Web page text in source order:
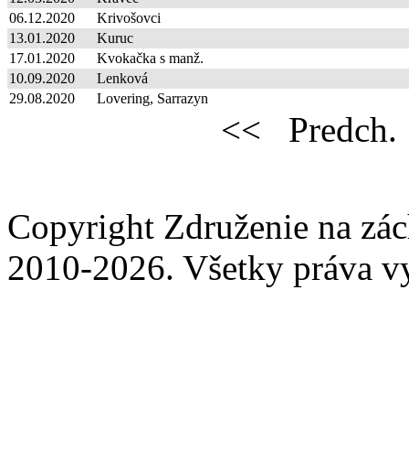
06.12.2020
Krivošovci
13.01.2020
Kuruc
17.01.2020
Kvokačka s manž.
10.09.2020
Lenková
29.08.2020
Lovering, Sarrazyn
<< Predch.
Copyright Združenie na
2010-2026. Všetky práva